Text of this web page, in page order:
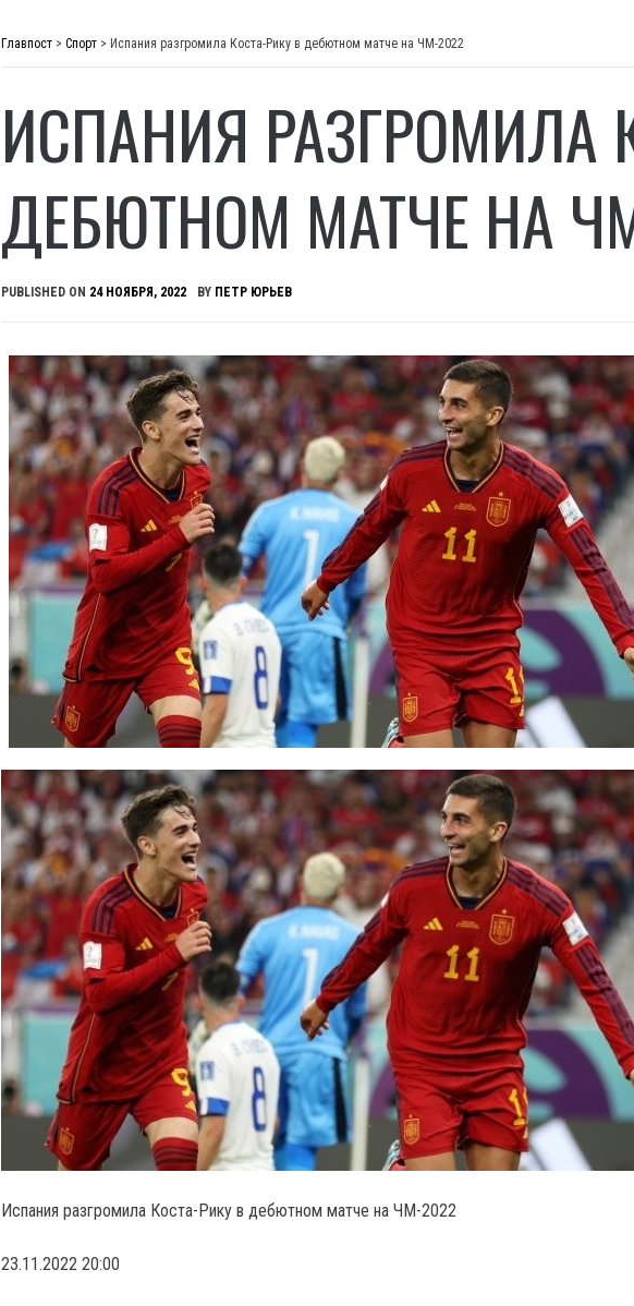
Главпост > Спорт > Испания разгромила Коста-Рику в дебютном матче на ЧМ-2022
ИСПАНИЯ РАЗГРОМИЛА
ДЕБЮТНОМ МАТЧЕ НА
PUBLISHED ON 24 НОЯБРЯ, 2022 BY ПЕТР ЮРЬЕВ
Испания разгромила Коста-Рику в дебютном матче на ЧМ-2022
23.11.2022 20:00